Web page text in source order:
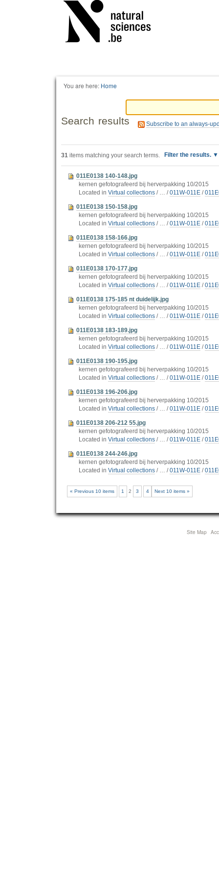
You are here: Home
Search results Subscribe to an always-
31 items matching your search terms. Filter the results.
011E0138 140-148.jpg
kernen gefotografeerd bij herverpakking 10/2015
Located in Virtual collections / … /011W-011E /
011E0138 150-158.jpg
kernen gefotografeerd bij herverpakking 10/2015
Located in Virtual collections / … /011W-011E /
011E0138 158-166.jpg
kernen gefotografeerd bij herverpakking 10/2015
Located in Virtual collections / … /011W-011E /
011E0138 170-177.jpg
kernen gefotografeerd bij herverpakking 10/2015
Located in Virtual collections / … /011W-011E /
011E0138 175-185 nt duidelijk.jpg
kernen gefotografeerd bij herverpakking 10/2015
Located in Virtual collections / … /011W-011E /
011E0138 183-189.jpg
kernen gefotografeerd bij herverpakking 10/2015
Located in Virtual collections / … /011W-011E /
011E0138 190-195.jpg
kernen gefotografeerd bij herverpakking 10/2015
Located in Virtual collections / … /011W-011E /
011E0138 196-206.jpg
kernen gefotografeerd bij herverpakking 10/2015
Located in Virtual collections / … /011W-011E /
011E0138 206-212 55.jpg
kernen gefotografeerd bij herverpakking 10/2015
Located in Virtual collections / … /011W-011E /
011E0138 244-246.jpg
kernen gefotografeerd bij herverpakking 10/2015
Located in Virtual collections / … /011W-011E /
« Previous 10 items Next 10 items »
1 2 3 4
Site Map